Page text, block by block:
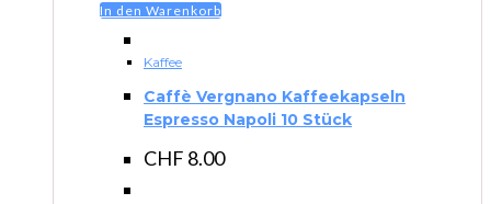
In den Warenkorb
Kaffee
Caffè Vergnano Kaffeekapseln
Espresso Napoli 10 Stück
CHF 8.00